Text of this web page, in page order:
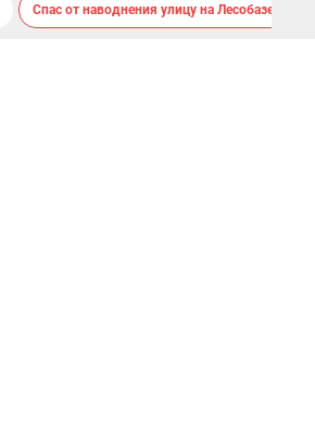
Спас от наводнения улицу на Лесобазе